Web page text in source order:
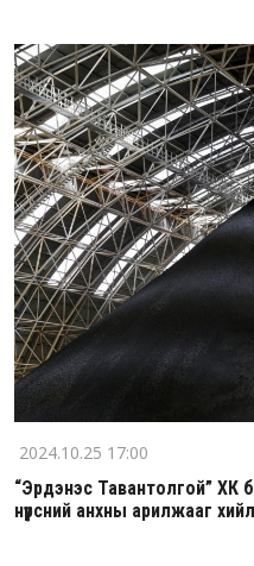
2024.10.25 17:00
“Эрдэнэс Тавантолгой” ХК
нүүрсний анхны арилжааг